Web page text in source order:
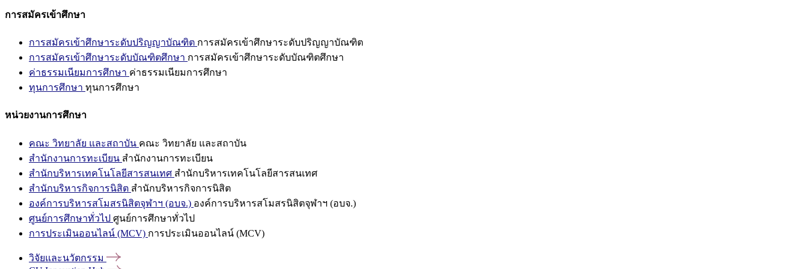
การสมัครเข้าศึกษา
การสมัครเข้าศึกษาระดับปริญญาบัณฑิต การสมัครเข้าศึกษาระดับปริญญาบัณฑิต
การสมัครเข้าศึกษาระดับบัณฑิตศึกษา การสมัครเข้าศึกษาระดับบัณฑิตศึกษา
ค่าธรรมเนียมการศึกษา ค่าธรรมเนียมการศึกษา
ทุนการศึกษา ทุนการศึกษา
หน่วยงานการศึกษา
คณะ วิทยาลัย และสถาบัน คณะ วิทยาลัย และสถาบัน
สำนักงานการทะเบียน สำนักงานการทะเบียน
สำนักบริหารเทคโนโลยีสารสนเทศ สำนักบริหารเทคโนโลยีสารสนเทศ
สำนักบริหารกิจการนิสิต สำนักบริหารกิจการนิสิต
องค์การบริหารสโมสรนิสิตจุฬาฯ (อบจ.) องค์การบริหารสโมสรนิสิตจุฬาฯ (อบจ.)
ศูนย์การศึกษาทั่วไป ศูนย์การศึกษาทั่วไป
การประเมินออนไลน์ (MCV) การประเมินออนไลน์ (MCV)
วิจัยและนวัตกรรม